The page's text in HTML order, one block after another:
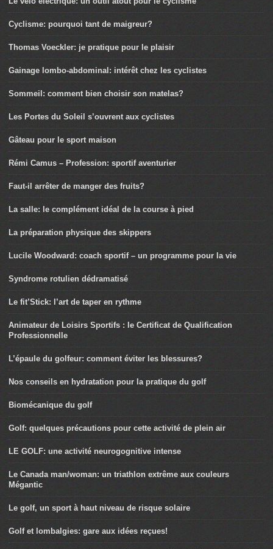
Cyclisme: pourquoi tant de maigreur?
Thomas Voeckler: je pratique pour le plaisir
Gainage lombo-abdominal: intérêt chez les cyclistes
Sommeil: comment bien choisir son matelas?
Les Portes du Soleil s’ouvrent aux cyclistes
Gâteau pour le sport maison
Rémi Camus – Profession: sportif aventurier
Faut-il arrêter de manger des fruits?
La salle: le complément idéal de la course à pied
La préparation physique des skippers
Lucile Woodward: coach sportif – un programme pour la vie
Syndrome rotulien dédramatisé
Le fit’Stick: l’art de taper en rythme
Animateur de Loisirs Sportifs : le Certificat de Qualification
Professionnelle
L’épaule du golfeur: comment éviter les blessures?
Nos conseils en hydratation pour la pratique du golf
Biomécanique du golf
Golf: quelques précautions pour cette activité de plein air
LE GOLF: une activité neurogognitive intense
Le Canada man/woman: un triathlon extrême aux couleurs
Mégantic
Le golf, un sport à haut niveau de risque solaire
Golf et lombalgies: gare aux idées reçues!